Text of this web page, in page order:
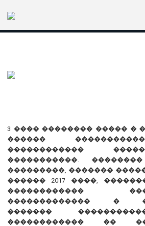
3 ���� �������� ����� �
������
������������
�����������.
���������, �������
������ 2017 ����,
������������
������������� �
�������
������������ ��